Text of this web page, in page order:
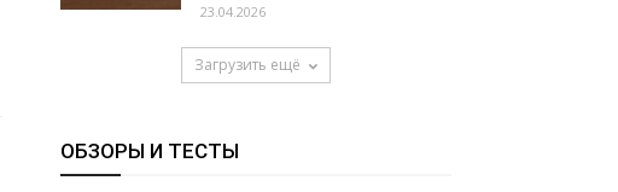
23.04.2026
Загрузить ещё
ОБЗОРЫ И ТЕСТЫ